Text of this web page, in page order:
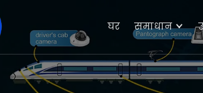
घर समाधान